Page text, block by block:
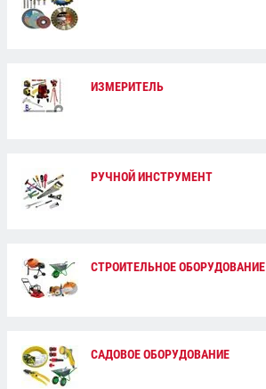
ИЗМЕРИТЕЛЬ
РУЧНОЙ ИНСТРУМЕНТ
СТРОИТЕЛЬНОЕ ОБОРУДОВАНИЕ
САДОВОЕ ОБОРУДОВАНИЕ